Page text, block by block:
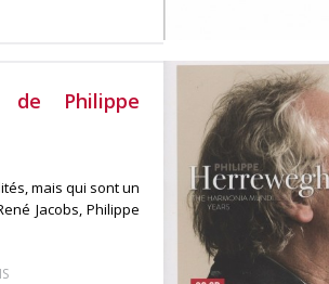
Philippe
mais qui sont un
Jacobs, Philippe